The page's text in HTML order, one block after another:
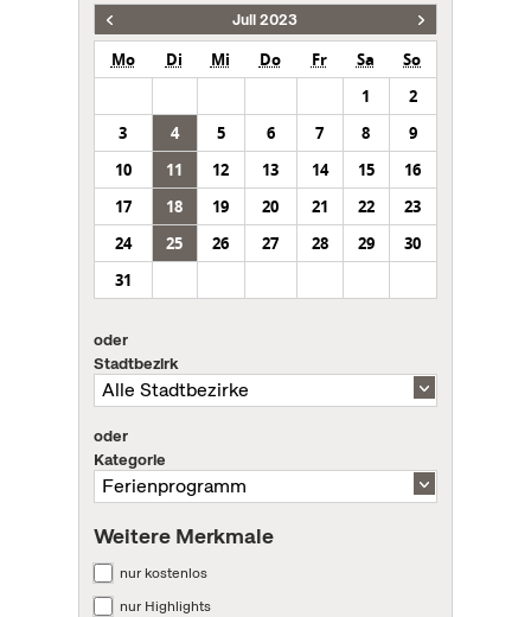
Juli 2023
Mo Di Mi Do Fr Sa
So
1
2
3
4 5 6 7 8
9
10
11 12 13 14 15
16
17
18 19 20 21 22
23
24
25 26 27 28 29
30
31
oder
Stadtbezirk
oder
Kategorie
Weitere Merkmale
nur kostenlos
nur Highlights